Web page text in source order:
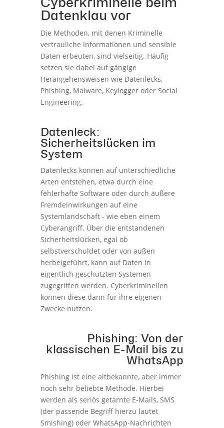
Datenklau vor
Die Methoden, mit denen Kriminelle
vertrauliche Informationen und sensible
Daten erbeuten, sind vielseitig. Häufig
setzen sie dabei auf gängige
Herangehensweisen wie Datenlecks,
Phishing, Malware, Keylogger oder Social
Engineering.
Datenleck:
Sicherheitslücken im
System
Datenlecks können auf unterschiedliche
Arten entstehen, etwa durch eine
fehlerhafte Software oder durch äußere
Fremdeinwirkungen auf eine
Systemlandschaft - wie eben einem
Cyberangriff. Über die entstandenen
Sicherheitslücken, egal ob
selbstverschuldet oder von außen
herbeigeführt, kann auf Daten in
eigentlich geschützten Systemen
zugegriffen werden. Cyberkriminellen
können diese dann für ihre eigenen
Zwecke nutzen.
Phishing: Von der
klassischen E-Mail bis zu
WhatsApp
Phishing ist eine altbekannte, aber immer
noch sehr beliebte Methode. Hierbei
werden als seriös getarnte E-Mails, SMS
(der passende Begriff hierzu lautet
Smishing) oder WhatsApp-Nachrichten